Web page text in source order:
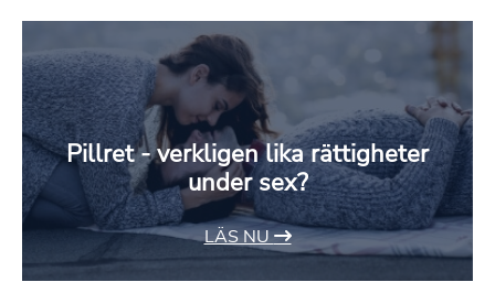
Pillret - verkligen lika rättigheter
under sex?
LÄS NU